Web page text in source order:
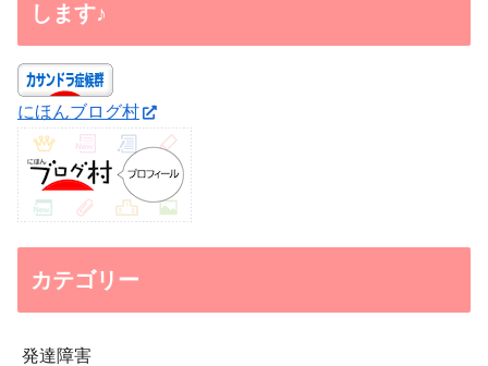
します♪
にほんブログ村
カテゴリー
発達障害